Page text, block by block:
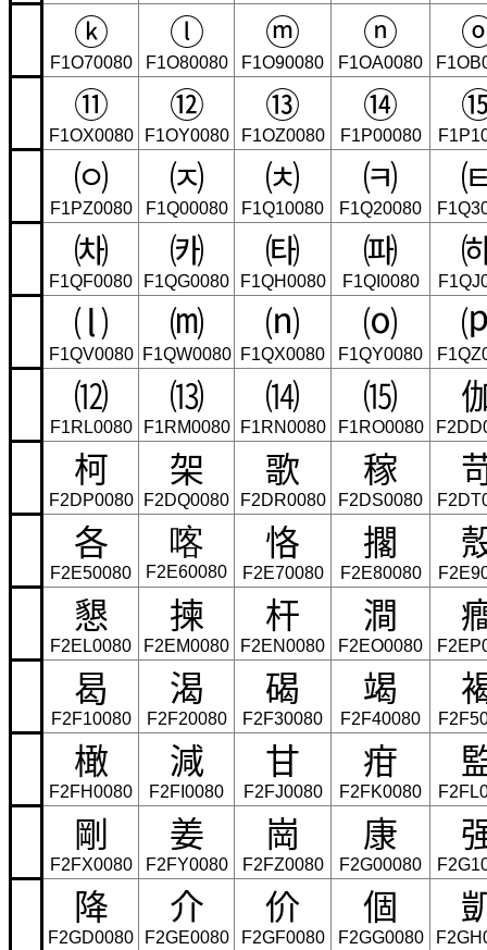
ⓚ
F1O70080
ⓛ
F1O80080
ⓜ
F1O90080
ⓝ
F1OA0080
⑪
F1OX0080
⑫
F1OY0080
⑬
F1OZ0080
⑭
F1P00080
㈇
F1PZ0080
㈈
F1Q00080
㈉
F1Q10080
㈊
F1Q20080
㈗
F1QF0080
㈘
F1QG0080
㈙
F1QH0080
㈚
F1QI0080
⒧
F1QV0080
⒨
F1QW0080
⒩
F1QX0080
⒪
F1QY0080
⑿
F1RL0080
⒀
F1RM0080
⒁
F1RN0080
⒂
F1RO0080
柯
F2DP0080
架
F2DQ0080
歌
F2DR0080
稼
F2DS0080
各
F2E50080
喀
F2E60080
恪
F2E70080
擱
F2E80080
懇
F2EL0080
揀
F2EM0080
杆
F2EN0080
澗
F2EO0080
曷
F2F10080
渴
F2F20080
碣
F2F30080
竭
F2F40080
橄
F2FH0080
減
F2FI0080
甘
F2FJ0080
疳
F2FK0080
剛
F2FX0080
姜
F2FY0080
崗
F2FZ0080
康
F2G00080
降
F2GD0080
介
F2GE0080
价
F2GF0080
個
F2GG0080